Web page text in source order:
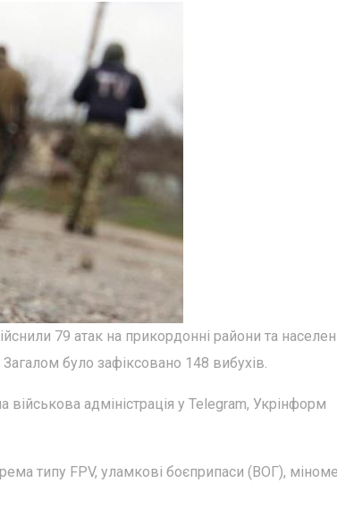
79 атак на прикордонні райони та
було зафіксовано 148 вибухів.
адміністрація у Telegram, Укрінформ
типу FPV, уламкові боєприпаси (ВОГ),